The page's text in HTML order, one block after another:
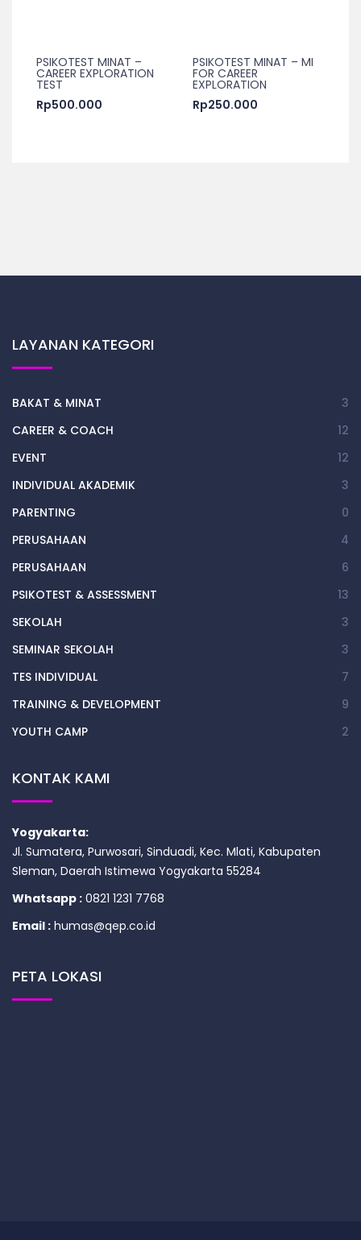
PSIKOTEST MINAT –
CAREER EXPLORATION
TEST
Rp500.000
PSIKOTEST MINAT – MI
FOR CAREER
EXPLORATION
Rp250.000
LAYANAN KATEGORI
BAKAT & MINAT
3
CAREER & COACH
12
EVENT
12
INDIVIDUAL AKADEMIK
3
PARENTING
0
PERUSAHAAN
4
PERUSAHAAN
6
PSIKOTEST & ASSESSMENT
13
SEKOLAH
3
SEMINAR SEKOLAH
3
TES INDIVIDUAL
7
TRAINING & DEVELOPMENT
9
YOUTH CAMP
2
KONTAK KAMI
Yogyakarta:
Jl. Sumatera, Purwosari, Sinduadi, Kec. Mlati, Kabupaten
Sleman, Daerah Istimewa Yogyakarta 55284
Whatsapp : 0821 1231 7768
Email : humas@qep.co.id
PETA LOKASI